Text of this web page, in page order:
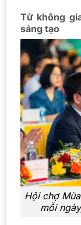
Từ không
sáng tạo
Hội chợ
mỗi